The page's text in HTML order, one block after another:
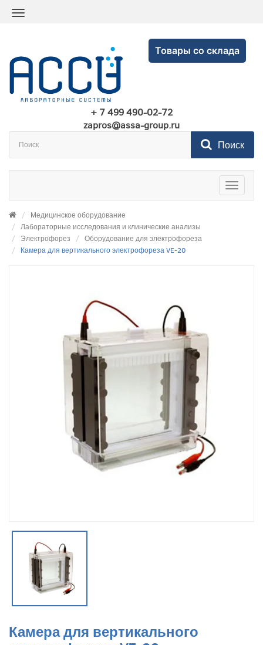
Товары со склада
+ 7 499 490-02-72
zapros@assa-group.ru
Поиск
Toggle
Медицинское оборудование
Лабораторные исследования и клинические анализы
Электрофорез
Оборудование для электрофореза
Камера для вертикального электрофореза VE-20
Камера для вертикального